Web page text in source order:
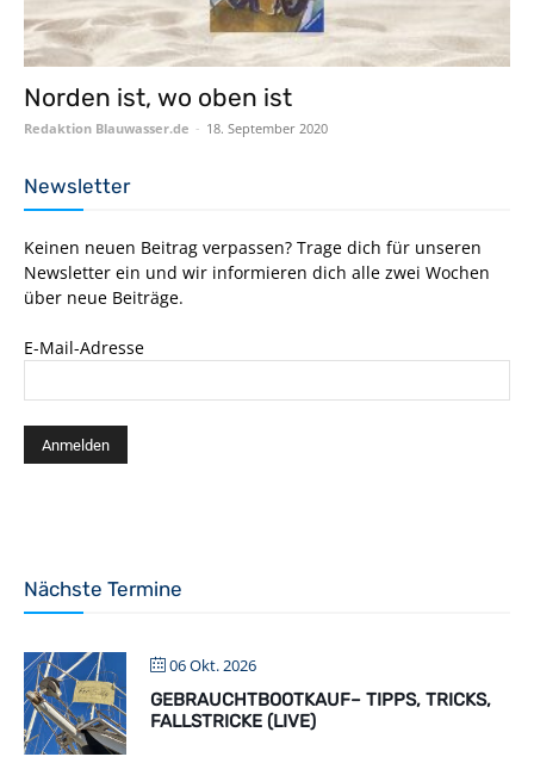
Norden ist, wo oben ist
Redaktion Blauwasser.de - 18. September 2020
Newsletter
Keinen neuen Beitrag verpassen? Trage dich für unseren
Newsletter ein und wir informieren dich alle zwei Wochen
über neue Beiträge.
E-Mail-Adresse
Nächste Termine
06 Okt. 2026
GEBRAUCHTBOOTKAUF– TIPPS, TRICKS,
FALLSTRICKE (LIVE)